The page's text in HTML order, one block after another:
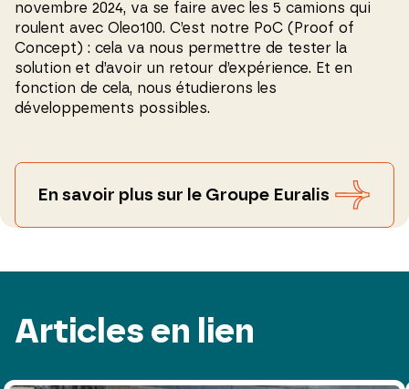
novembre 2024, va se faire avec les 5 camions qui
roulent avec Oleo100. C’est notre PoC (Proof of
Concept) : cela va nous permettre de tester la
solution et d’avoir un retour d’expérience. Et en
fonction de cela, nous étudierons les
développements possibles.
En savoir plus sur le Groupe Euralis
Articles en lien